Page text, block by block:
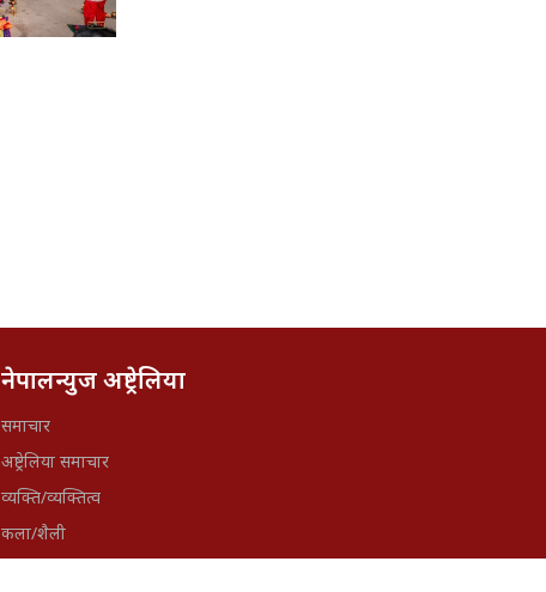
नेपालन्युज अष्ट्रेलिया
समाचार
अष्ट्रेलिया समाचार
व्यक्ति/व्यक्तित्व
कला/शैली